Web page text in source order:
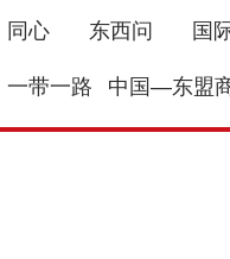
同心 东西问 国
一带一路 中国—东盟